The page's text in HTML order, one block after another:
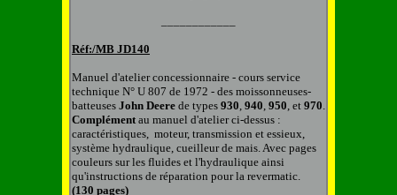
Réf:/MB JD140
Manuel d'atelier concessionnaire - cours service
technique N° U 807 de 1972 - des moissonneuses-
batteuses John Deere de types 930, 940, 950, et 970.
Complémentau manuel d'atelier ci-dessus :
caractéristiques, moteur, transmission et essieux,
système hydraulique, cueilleur de mais. Avec pages
couleurs sur les fluides et l'hydraulique ainsi
qu'instructions de réparation pour la revermatic.
(130 pages)